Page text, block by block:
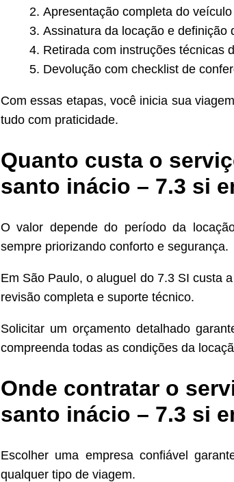
Apresentação completa do veículo
Assinatura da locação e definição
Retirada com instruções técnicas
Devolução com checklist de
Com essas etapas, você inicia sua
tudo com praticidade.
Quanto custa o
santo inácio – 7.3 si
O valor depende do período da
sempre priorizando conforto e segurança.
Em São Paulo, o aluguel do 7.3 SI custa
revisão completa e suporte técnico.
Solicitar um orçamento detalhado
compreenda todas as condições da
Onde contratar o
santo inácio – 7.3 si
Escolher uma empresa confiável
qualquer tipo de viagem.